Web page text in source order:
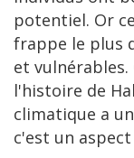
potentiel. Or
frappe le plus
et
l'histoire de
climatique a
c'est un